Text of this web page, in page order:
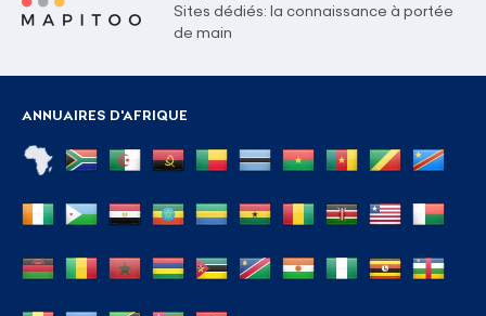
Sites dédiés: la connaissance à portée
de main
ANNUAIRES D'AFRIQUE